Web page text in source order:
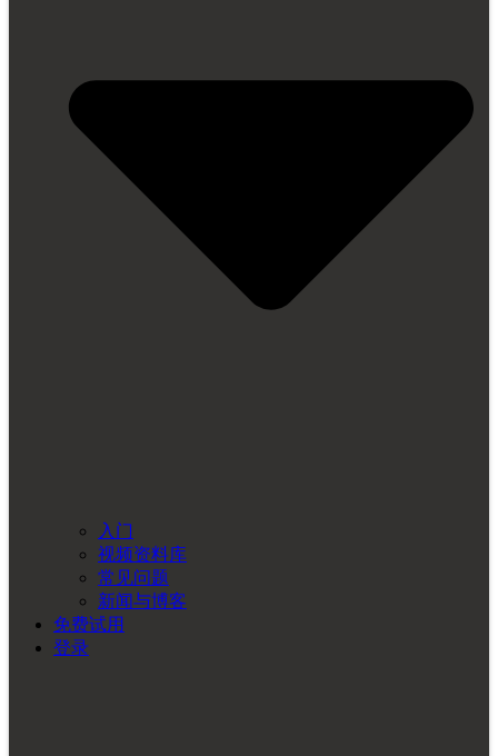
入门
视频资料库
常见问题
新闻与博客
免费试用
登录